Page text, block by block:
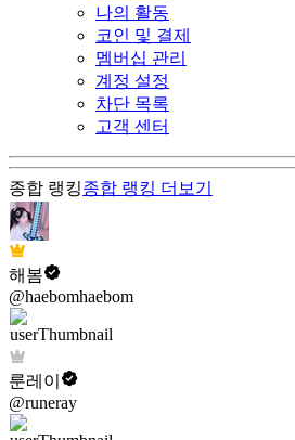
나의 활동
코인 및 결제
멤버십 관리
계정 설정
차단 목록
고객 센터
종합 랭킹종합 랭킹 더보기
해봄
@haebomhaebom
룬레이
@runeray